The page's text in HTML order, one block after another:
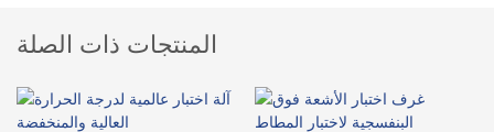
المنتجات ذات الصلة